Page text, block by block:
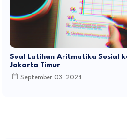
Soal Latihan Aritmatika Sosial
Jakarta Timur
September 03, 2024